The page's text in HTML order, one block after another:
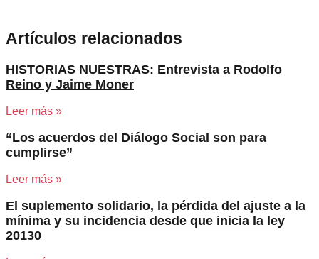
Artículos relacionados
HISTORIAS NUESTRAS: Entrevista a Rodolfo
Reino y Jaime Moner
Leer más »
“Los acuerdos del Diálogo Social son para
cumplirse”
Leer más »
El suplemento solidario, la pérdida del ajuste a la
mínima y su incidencia desde que inicia la ley
20130